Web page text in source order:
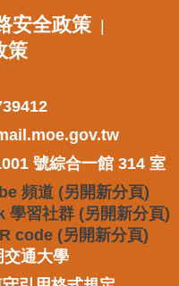
安全政策|
策
號綜合一館 314 室
交通大學